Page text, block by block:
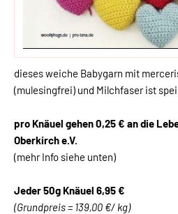
dieses weiche Babygarn mit
(mulesingfrei) und Milchfaser ist
pro Knäuel gehen 0,25 € an die
Oberkirch e.V.
(mehr Info siehe unten)
Jeder 50g Knäuel 6,95 €
(Grundpreis = 139,00 €/ kg)